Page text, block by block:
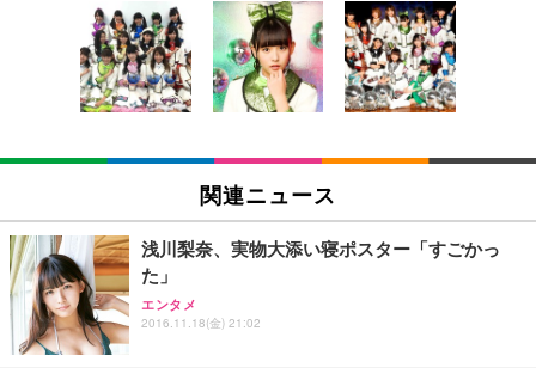
[EdoErgo] オフィスチェア 椅子 テレワーク 疲れな
い 跳ね上げ式アームレスト コンパクト 約105度ロッ
キング pc 事務椅子 360度回転 座面昇降 強化ナイロ
ン樹脂ベース 通気性メッシュ 在宅ワーク H-WY01
(黒網+黒枠+黒足)
￥5,699
SIHOO B100 オフィスチェア／デスクチェア メッシ
ュチェア 人間工学 疲れない ブラック
￥27,999
ワーク チェア 強化バックレスト 30度ロッキング機
能 人間工学 椅子 腰サポート 90度跳ね上げ式アーム
EIZO ビジネス向けプレミアムモニター | FlexScan
EV3240X-WT | 31.5型4K UHD・USB Type-C・ホワ
イト
￥105,595
EIZO ビジネス向けプレミアムモニター | FlexScan
￥109,572
【純正品】27"ゲーミングモニター DualSense 充電
フック付き（CFI-ZDM1J）
Amazonベーシック ペットシーツ 薄型 レギュラー 1
回使い捨て 無香料 ホワイト 300枚
￥3,373
Amazonベーシック ペットシーツ 厚型 ワイド 42枚
x2袋(84枚) ホワイト(吸収面:ライトブルー)
￥3,234
ネオ・ルーライフ ネオ・オムツ L 中型犬用 26枚入
り 単品
関連ニュース
浅川梨奈、実物大添い寝ポスター「すごかっ
た」
エンタメ
2016.11.18(金) 21:02